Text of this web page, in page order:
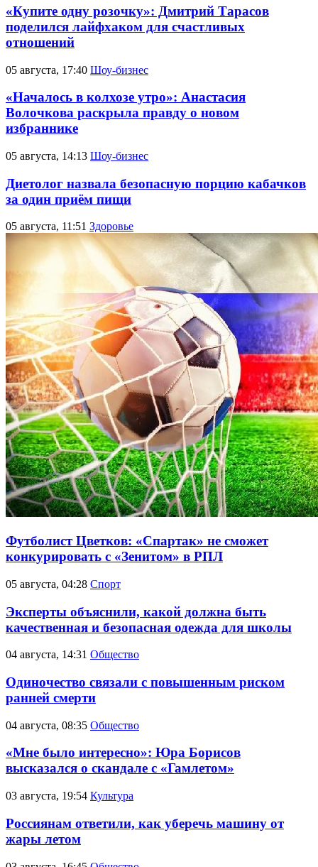
«Купите одну розочку»: Дмитрий Тарасов
поделился лайфхаком для счастливых
отношений
05 августа, 17:40 Шоу-бизнес
«Началось в колхозе утро»: Анастасия
Волочкова раскрыла правду о новом
избраннике
05 августа, 14:13 Шоу-бизнес
Диетолог назвала безопасную порцию кабачков
за один приём пищи
05 августа, 11:51 Здоровье
Футболист Цветков: «Спартак» не сможет
конкурировать с «Зенитом» в РПЛ
05 августа, 04:28 Спорт
Эксперты объяснили, какой должна быть
качественная и безопасная одежда для школы
04 августа, 14:31 Общество
Одиночество связали с повышенным риском
ранней смерти
04 августа, 08:35 Общество
«Мне было интересно»: Юра Борисов
высказался о скандале с «Гамлетом»
03 августа, 19:54 Культура
Россиянам ответили, как уберечь машину от
жары летом